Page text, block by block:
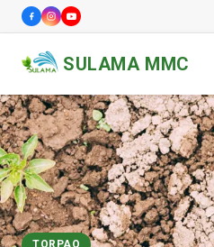
SULAMA MMC
TORPAQ